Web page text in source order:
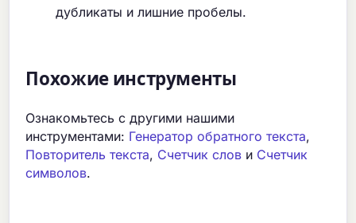
дубликаты и лишние пробелы.
Похожие инструменты
Ознакомьтесь с другими нашими
инструментами: Генератор обратного текста,
Повторитель текста, Счетчик слов и Счетчик
символов.